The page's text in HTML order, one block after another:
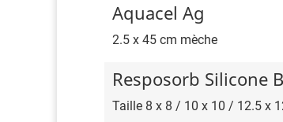
Aquacel Ag
2.5 x 45 cm mèche
Resposorb Silicone
Taille 8 x 8 / 10 x 10 / 12.5 x